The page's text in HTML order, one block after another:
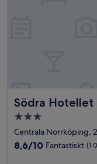
Södra Hotellet
Södra Hotellet
3.0-
stjärnigt
boende
Centrala Norrköping,
8.6
8,6/10 Fantastiskt (1